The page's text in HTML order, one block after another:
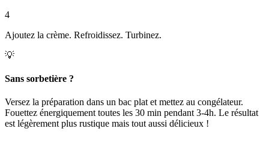
4
Ajoutez la crème. Refroidissez. Turbinez.
💡
Sans sorbetière ?
Versez la préparation dans un bac plat et mettez au congélateur.
Fouettez énergiquement toutes les 30 min pendant 3-4h. Le résultat
est légèrement plus rustique mais tout aussi délicieux !